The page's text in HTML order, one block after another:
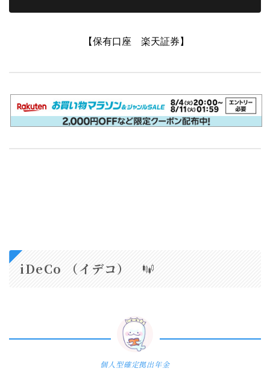
【保有口座 楽天証券】
iDeCo （イデコ）
個人型確定拠出年金